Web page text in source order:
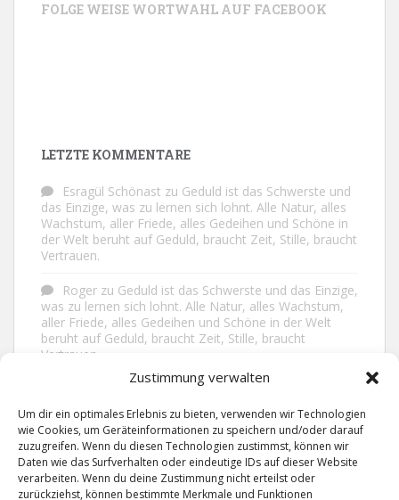
Zustimmung verwalten
Um dir ein optimales Erlebnis zu bieten, verwenden wir Technologien
wie Cookies, um Geräteinformationen zu speichern und/oder darauf
zuzugreifen. Wenn du diesen Technologien zustimmst, können wir
Daten wie das Surfverhalten oder eindeutige IDs auf dieser Website
verarbeiten. Wenn du deine Zustimmung nicht erteilst oder
zurückziehst, können bestimmte Merkmale und Funktionen
FOLGE WEISE WORTWAHL AUF FACEBOOK
LETZTE KOMMENTARE
Esragül Schönast zu Geduld ist das Schwerste und
das Einzige, was zu lernen sich lohnt. Alle Natur, alles
Wachstum, aller Friede, alles Gedeihen und Schöne in
der Welt beruht auf Geduld, braucht Zeit, Stille, braucht
Vertrauen.
Roger zu Geduld ist das Schwerste und das Einzige,
was zu lernen sich lohnt. Alle Natur, alles Wachstum,
aller Friede, alles Gedeihen und Schöne in der Welt
beruht auf Geduld, braucht Zeit, Stille, braucht
Vertrauen.
Nichts in unserem Leben
geschieht ohne Grund. Der Rest ist Zufall.
GridzuMan lebt ruhiger, wenn man nicht alles
sagt, was man weiß, nicht alles glaubt, was man hört
und über den Rest einfach nur lächelt.